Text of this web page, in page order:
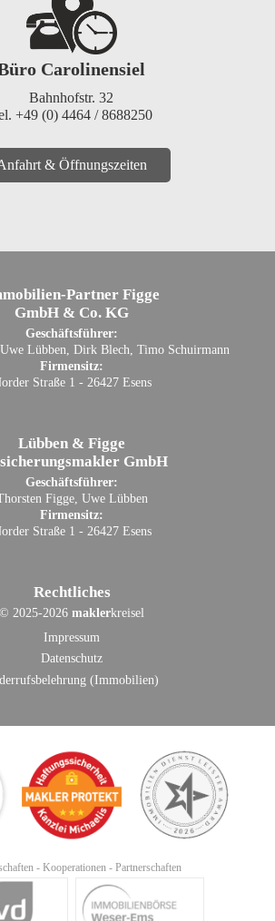
Carolinensiel
Bahnhofstr. 32
+49 (0) 4464 / 8688250
& Öffnungszeiten
Partner Figge
GmbH & Co. KG
Geschäftsführer:
Lübben, Dirk Blech, Timo Schuirmann
Firmensitz:
Straße 1 - 26427 Esens
Lübben & Figge
GmbH
Geschäftsführer:
Figge, Uwe Lübben
Firmensitz:
Straße 1 - 26427 Esens
Rechtliches
© 2025-2026 maklerkreisel
Impressum
Datenschutz
(Immobilien)
- Kooperationen - Partnerschaften